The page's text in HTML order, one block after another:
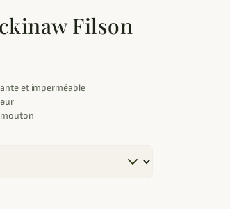
Filson
et imperméable
mouton